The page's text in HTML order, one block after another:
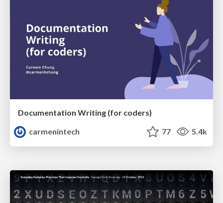
Documentation Writing (for coders)
carmenintech
77 5.4k